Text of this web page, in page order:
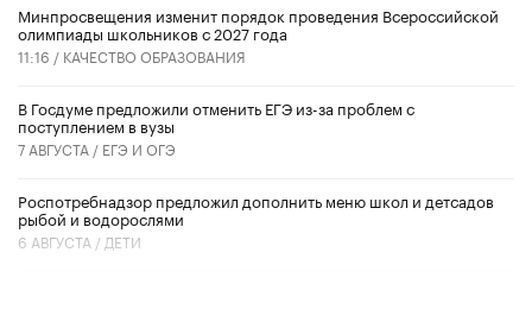
Минпросвещения изменит порядок проведения Всероссийской
олимпиады школьников с 2027 года
11:16 / КАЧЕСТВО ОБРАЗОВАНИЯ
В Госдуме предложили отменить ЕГЭ из-за проблем с
поступлением в вузы
7 АВГУСТА / ЕГЭ И ОГЭ
Роспотребнадзор предложил дополнить меню школ и детсадов
рыбой и водорослями
6 АВГУСТА / ДЕТИ